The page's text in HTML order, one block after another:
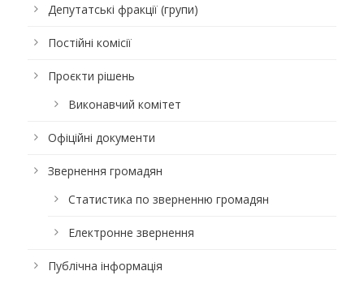
Депутатські фракції (групи)
Постійні комісії
Проєкти рішень
Виконавчий комітет
Офіційні документи
Звернення громадян
Статистика по зверненню громадян
Електронне звернення
Публічна інформація